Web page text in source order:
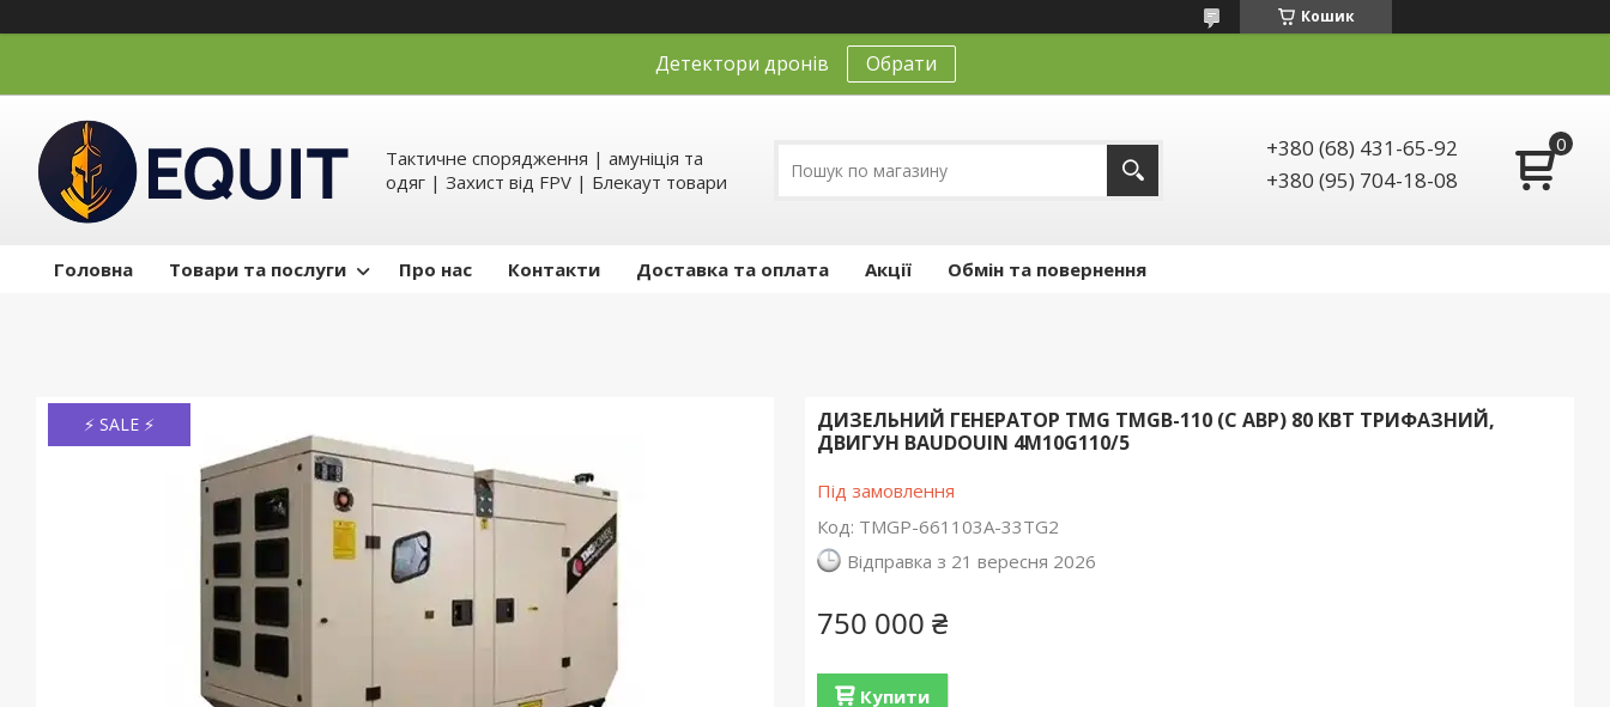
Кошик
Детектори дронів Обрати
Тактичне спорядження | амуніція та
одяг | Захист від FPV | Блекаут товари
+380 (68) 431-65-92
+380 (95) 704-18-08
Головна Товари та послуги Про нас Контакти Доставка та оплата Акції Обмін та повернення
⚡ SALE ⚡
ДИЗЕЛЬНИЙ ГЕНЕРАТОР TMG TMGB-110 (С АВР) 80 КВТ ТРИФАЗНИЙ,
ДВИГУН BAUDOUIN 4M10G110/5
Під замовлення
Код: TMGP-661103A-33TG2
Відправка з 21 вересня 2026
750 000 ₴
Купити